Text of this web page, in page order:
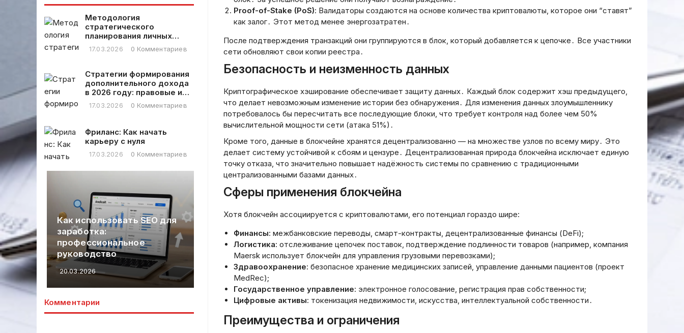
Proof-of-Stake (PoS): Валидаторы создаются на основе количества криптовалюты, которое они “ставят”
как залог․ Этот метод менее энергозатратен․
После подтверждения транзакций они группируются в блок, который добавляется к цепочке․ Все участники
сети обновляют свои копии реестра․
Безопасность и неизменность данных
Криптографическое хэширование обеспечивает защиту данных․ Каждый блок содержит хэш предыдущего,
что делает невозможным изменение истории без обнаружения․ Для изменения данных злоумышленнику
потребовалось бы пересчитать все последующие блоки, что требует контроля над более чем 50%
вычислительной мощности сети (атака 51%)․
Кроме того, данные в блокчейне хранятся децентрализованно — на множестве узлов по всему миру․ Это
делает систему устойчивой к сбоям и цензуре․ Децентрализованная природа блокчейна исключает единую
точку отказа, что значительно повышает надёжность системы по сравнению с традиционными
централизованными базами данных․
Сферы применения блокчейна
Хотя блокчейн ассоциируется с криптовалютами, его потенциал гораздо шире:
Финансы: межбанковские переводы, смарт-контракты, децентрализованные финансы (DeFi);
Логистика: отслеживание цепочек поставок, подтверждение подлинности товаров (например, компания
Maersk использует блокчейн для управления грузовыми перевозками);
Здравоохранение: безопасное хранение медицинских записей, управление данными пациентов (проект
MedRec);
Государственное управление: электронное голосование, регистрация прав собственности;
Цифровые активы: токенизация недвижимости, искусства, интеллектуальной собственности․
Преимущества и ограничения
самом примере
ответа
написано “Text
title” без
задании
сказано “DO
NOT write
quotation marks
or any another
write anything
other than the
title of the
возможно,
название, без “”.
года
Методология
стратегического
планирования личных
финансовых расходов
17.03.2026 0 Комментариев
Стратегии формирования
дополнительного дохода
в 2026 году: правовые и
практические аспекты
17.03.2026 0 Комментариев
Фриланс: Как начать
карьеру с нуля
17.03.2026 0 Комментариев
Как использовать SEO для
заработка:
профессиональное
руководство
20.03.2026
Настройка системы
уведомлений по операциям:
Полное руководство
20.03.2026
Хорошо, мне нужно
определить заголовок
предоставленному тексту.
Пользователь просит
русском языке, без
кавычек, HTML-тегов или
других символов, только
сам заголовок.
20.03.2026
Как создать
20.03.2026
Комментарии